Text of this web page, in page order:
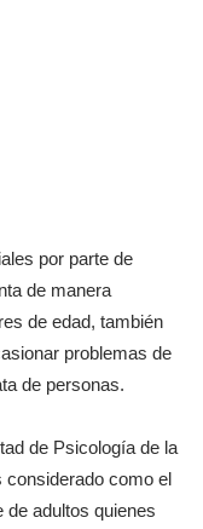
por parte de
de manera
de edad, también
problemas de
de personas.
de Psicología de la
como el
de adultos quienes